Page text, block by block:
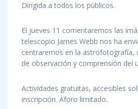
Dirigida a todos los públicos.
El jueves 11 comentaremos las
telescopio James Webb nos ha
centraremos en la astrofotografía,
de observación y comprensión del
Actividades gratuitas, accesibles
inscripción. Aforo limitado.